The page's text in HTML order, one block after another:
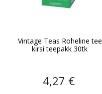
Vintage Teas Roheline tee
kirsi teepakk 30tk
4,27 €